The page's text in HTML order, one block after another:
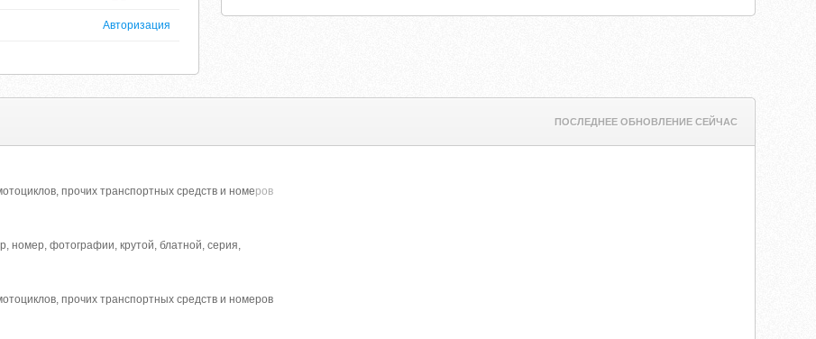
Авторизация
ПОСЛЕДНЕЕ ОБНОВЛЕНИЕ СЕЙЧАС
прочих транспортных средств и номеров
номер, фотографии, крутой, блатной, серия,
прочих транспортных средств и номеров